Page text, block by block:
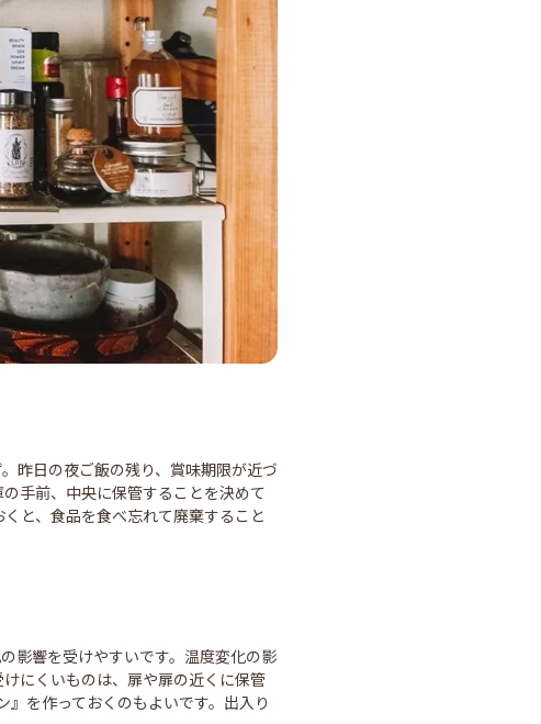
昨日の夜ご飯の残り、賞味期限が近づ
手前、中央に保管することを決めて
と、食品を食べ忘れて廃棄すること
影響を受けやすいです。温度変化の影
にくいものは、扉や扉の近くに保管
』を作っておくのもよいです。出入り